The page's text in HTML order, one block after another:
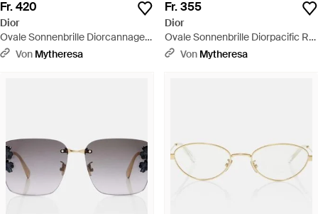
Fr. 420
Dior
Ovale Sonnenbrille Diorcannage
R1U - Braun
Von Mytheresa
Fr. 355
Dior
Ovale Sonnenbrille Diorpacific R1I
- Braun
Von Mytheresa